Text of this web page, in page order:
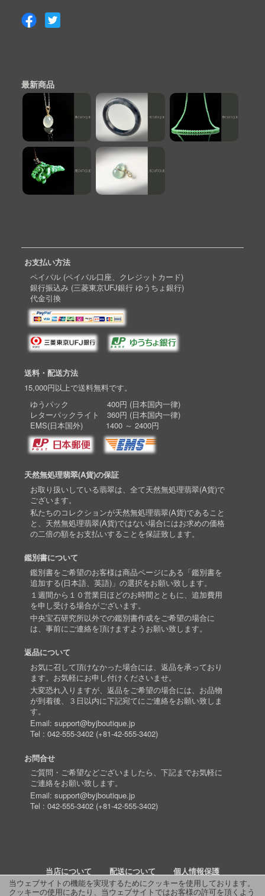
当ウェブサイトの機能を実現するためにクッキーを使用しております。
クッキーの使用にあたり、当ウェブサイトではお客様の許可を頂くよう
最新商品
お支払い方法
ペイパル (ペイパル口座、クレジットカード)
銀行振込み (三菱東京UFJ銀行 ゆうちょ銀行)
代金引換
送料・配送方法
15,000円以上で送料無料です。
ゆうパック 400円 (日本国内一律)
レターパックライト 360円 (日本国内一律)
EMS(日本国外) 1400 ～ 2400円
天然無処理翡翠(A貨)の保証
お取り扱いしている翡翠は、全て天然無処理翡翠(A貨)で
ございます。
私たちのコレクションが天然無処理翡翠(A貨)であること
と、天然無処理翡翠(A貨)ではない場合にはお求めの価格
の二倍の額をお支払いすることを保証致します。
鑑別書について
鑑別書をご希望のお客様は商品ページにある「鑑別書を
追加する(日本語、英語)」の選択をお願い致します。
１週間から１０営業日ほどのお時間とともに、追加費用
を申し受ける場合がございます。
中央宝石研究所以外での鑑別書作成をご希望の場合に
は、事前にご連絡を頂けますようお願い致します。
返品について
お気に召して頂けなかった場合には、返品を承っており
ます。お気軽にお申し付けくださいませ。
大変恐れ入りますが、返品をご希望の場合には、お品物
が到着後、３日以内に下記宛てにご連絡をお願い致しま
す。
Email: support@byjboutique.jp
Tel : 042-555-3402(+81-42-555-3402)
お問合せ
ご質問・ご希望などございましたら、下記までお気軽に
ご連絡をお願い致します。
Email: support@byjboutique.jp
Tel : 042-555-3402(+81-42-555-3402)
当店について 配送について
個人情報保護
詳細検索
よくあるご質問 お問い合わせ RSS